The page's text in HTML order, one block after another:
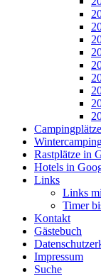
Rastplätze in
Hotels in
Links
Links
Timer
Kontakt
Gästebuch
Impressum
Suche